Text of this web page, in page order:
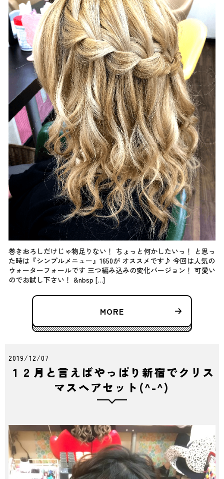
巻きおろしだけじゃ物足りない！ ちょっと何かしたいっ！ と思っ
た時は『シンプルメニュー』1650が オススメです♪ 今回は人気の
ウォーターフォールです 三つ編み込みの変化バージョン！ 可愛い
のでお試し下さい！ &nbsp […]
MORE
2019/12/07
１２月と言えばやっぱり新宿でクリス
マスヘアセット(^-^)